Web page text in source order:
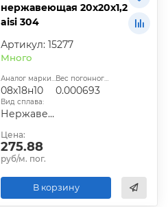
нержавеющая 20х20х1,2
aisi 304
Артикул: 15277
Много
Аналог марки стали:
08х18н10
Вес погонного метра, т.:
0.000693
Вид сплава:
Нержавеющий
Цена:
275.88
руб/м. пог.
В корзину